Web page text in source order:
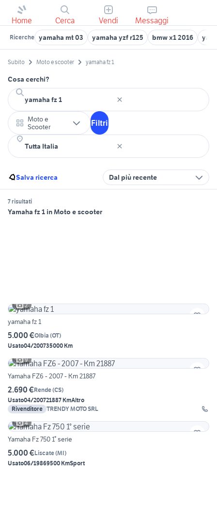
Home Cerca Vendi Messaggi
Ricerche yamaha mt 03 yamaha yzf r125 bmw x1 2016
Subito Moto e scooter yamaha fz 1
Cosa cerchi?
Moto e
Scooter
Filtri
Salva ricerca Dal più recente
7 risultati
Yamaha fz 1 in Moto e scooter
2
yamaha fz 1
5.000 €Olbia (OT)
Usato04/200735000 Km
9
Yamaha FZ6 - 2007 - Km 21887
2.690 €Rende(CS)
Usato04/200721887 KmAltro
Rivenditore TRENDY MOTO SRL
4
Yamaha Fz 750 1° serie
5.000 €Liscate(MI)
Usato06/19869500 KmSport